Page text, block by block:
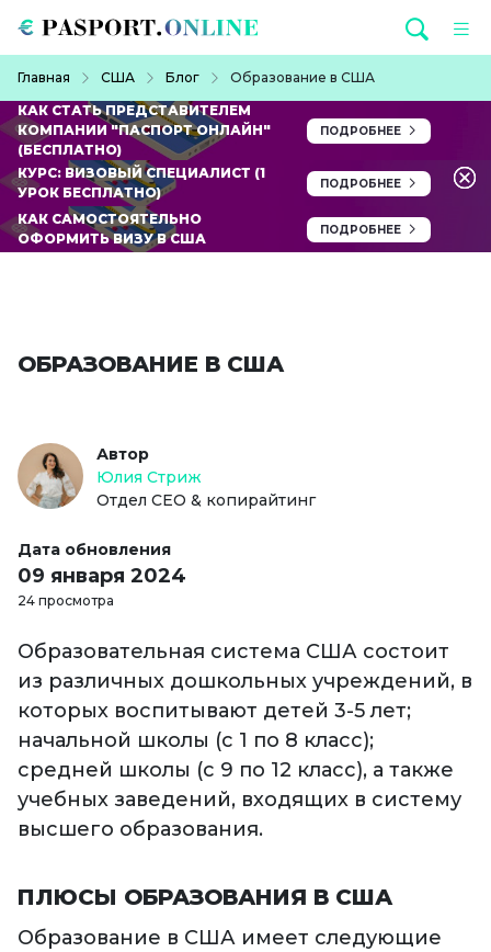
Главная США Блог
Образование в США
КАК СТАТЬ ПРЕДСТАВИТЕЛЕМ
КОМПАНИИ "ПАСПОРТ ОНЛАЙН"
(БЕСПЛАТНО)
ПОДРОБНЕЕ
КУРС: ВИЗОВЫЙ СПЕЦИАЛИСТ (1
УРОК БЕСПЛАТНО)
ПОДРОБНЕЕ
КАК САМОСТОЯТЕЛЬНО
ОФОРМИТЬ ВИЗУ В США
ПОДРОБНЕЕ
ОБРАЗОВАНИЕ В США
Автор
Юлия Стриж
Отдел СЕО & копирайтинг
Дата обновления
09 января 2024
24 просмотра
Образовательная система США состоит
из различных дошкольных учреждений, в
которых воспитывают детей 3-5 лет;
начальной школы (с 1 по 8 класс);
средней школы (с 9 по 12 класс), а также
учебных заведений, входящих в систему
высшего образования.
ПЛЮСЫ ОБРАЗОВАНИЯ В США
Образование в США имеет следующие